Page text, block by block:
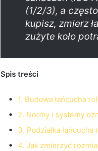
(1/2/3), a
kupisz, zmierz
zużyte koło
Spis treści
1. Budowa łańcucha
2. Normy i systemy
3. Podziałka
4. Jak zmierzyć